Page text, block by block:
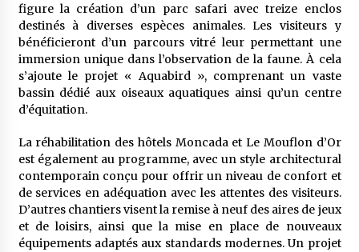
5 ans ago
figure la création d’un parc safari avec treize enclos
destinés à diverses espèces animales. Les visiteurs y
bénéficieront d’un parcours vitré leur permettant une
immersion unique dans l’observation de la faune. À cela
s’ajoute le projet « Aquabird », comprenant un vaste
bassin dédié aux oiseaux aquatiques ainsi qu’un centre
d’équitation.
La réhabilitation des hôtels Moncada et Le Mouflon d’Or
est également au programme, avec un style architectural
contemporain conçu pour offrir un niveau de confort et
de services en adéquation avec les attentes des visiteurs.
D’autres chantiers visent la remise à neuf des aires de jeux
et de loisirs, ainsi que la mise en place de nouveaux
équipements adaptés aux standards modernes. Un projet